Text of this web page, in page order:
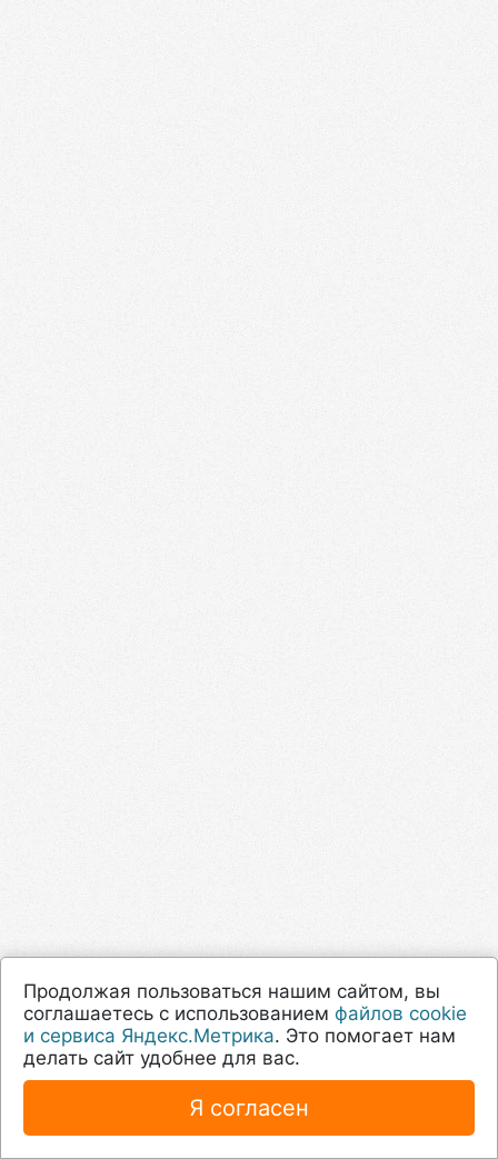
Продолжая пользоваться нашим сайтом, вы
соглашаетесь с использованием файлов cookie
и сервиса Яндекс.Метрика. Это помогает нам
делать сайт удобнее для вас.
Я согласен